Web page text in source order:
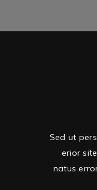
Sed ut
erior
natus